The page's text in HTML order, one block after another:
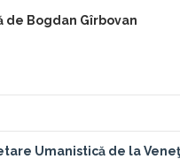
de Bogdan Gîrbovan
Umanistică de la